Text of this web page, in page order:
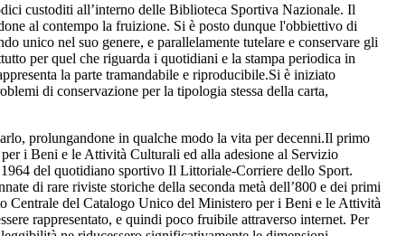
custoditi all’interno delle Biblioteca Sportiva Nazionale. Il
al contempo la fruizione. Si è posto dunque l'obbiettivo di
unico nel suo genere, e parallelamente tutelare e conservare gli
per quel che riguarda i quotidiani e la stampa periodica in
la parte tramandabile e riproducibile.Si è iniziato
di conservazione per la tipologia stessa della carta,
prolungandone in qualche modo la vita per decenni.Il primo
i Beni e le Attività Culturali ed alla adesione al Servizio
del quotidiano sportivo Il Littoriale-Corriere dello Sport.
di rare riviste storiche della seconda metà dell’800 e dei primi
Centrale del Catalogo Unico del Ministero per i Beni e le Attività
rappresentato, e quindi poco fruibile attraverso internet. Per